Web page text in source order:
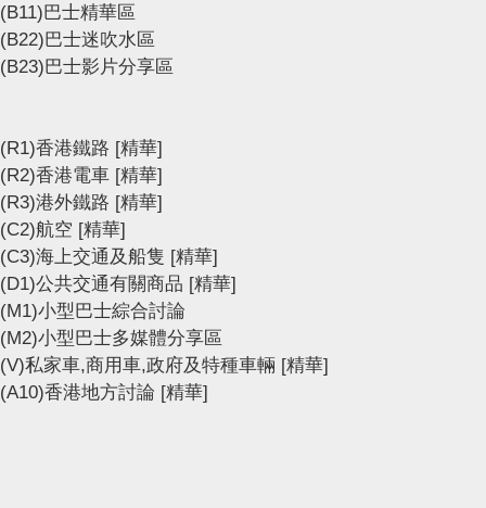
(B11)巴士精華區
(B22)巴士迷吹水區
(B23)巴士影片分享區
(R1)香港鐵路 [精華]
(R2)香港電車 [精華]
(R3)港外鐵路 [精華]
(C2)航空 [精華]
(C3)海上交通及船隻 [精華]
(D1)公共交通有關商品 [精華]
(M1)小型巴士綜合討論
(M2)小型巴士多媒體分享區
(V)私家車,商用車,政府及特種車輛 [精華]
(A10)香港地方討論 [精華]